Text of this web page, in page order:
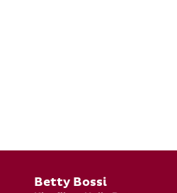
Fusszeile
Betty Bossi